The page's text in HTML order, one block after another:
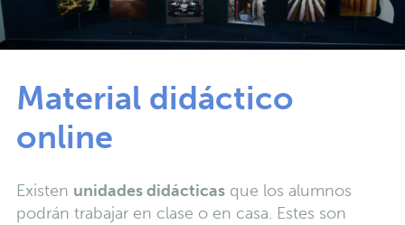
Material didáctico
online
Existen unidades didácticasque los alumnos
podrán trabajar en clase o en casa. Estes son